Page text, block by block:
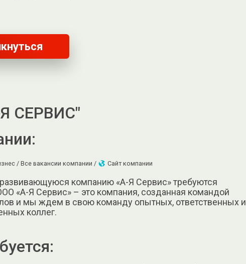
СЕРВИС"
/ Все вакансии компании / Сайт компании
компанию «А-Я Сервис» требуются
«А-Я Сервис» – это компания, созданная командой
и мы ждем в свою команду опытных, ответственных и
коллег.